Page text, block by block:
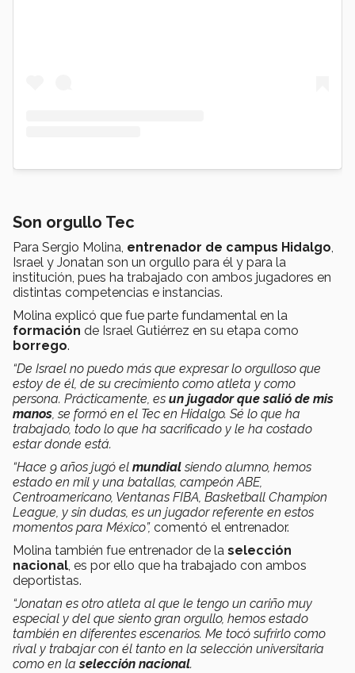
Son orgullo Tec
Para Sergio Molina, entrenador de campus Hidalgo,
Israel y Jonatan son un orgullo para él y para la
institución, pues ha trabajado con ambos jugadores en
distintas competencias e instancias.
Molina explicó que fue parte fundamental en la
formación de Israel Gutiérrez en su etapa como
borrego.
“De Israel no puedo más que expresar lo orgulloso que
estoy de él, de su crecimiento como atleta y como
persona. Prácticamente, es un jugador que salió de mis
manos, se formó en el Tec en Hidalgo. Sé lo que ha
trabajado, todo lo que ha sacrificado y le ha costado
estar donde está.
“Hace 9 años jugó el mundialsiendo alumno, hemos
estado en mil y una batallas, campeón ABE,
Centroamericano, Ventanas FIBA, Basketball Champion
League, y sin dudas, es un jugador referente en estos
momentos para México”, comentó el entrenador.
Molina también fue entrenador de la selección
nacional, es por ello que ha trabajado con ambos
deportistas.
“Jonatan es otro atleta al que le tengo un cariño muy
especial y del que siento gran orgullo, hemos estado
también en diferentes escenarios. Me tocó sufrirlo como
rival y trabajar con él tanto en la selección universitaria
como en laselección nacional.